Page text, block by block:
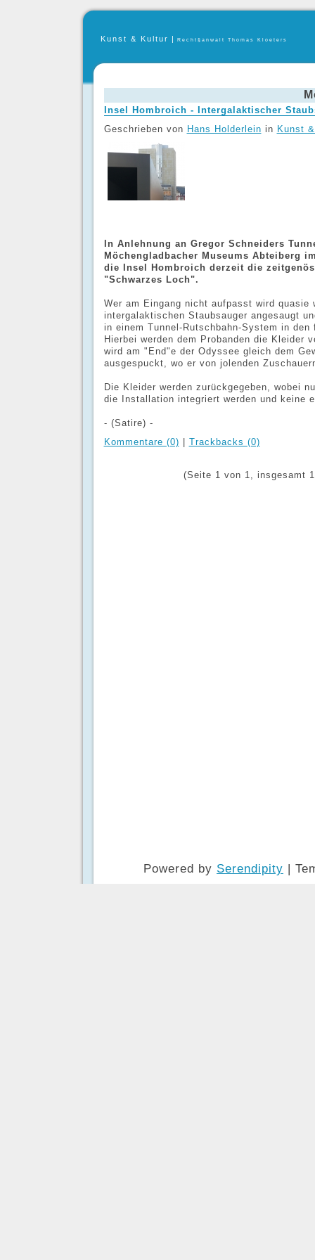
Kunst & Kultur | Recht§anwalt Thomas Kloeters
Insel Hombroich - Intergalaktischer
Geschrieben von Hans Holderlein in Kunst
In Anlehnung an Gregor Schneiders
Möchengladbacher Museums Abteiberg
die Insel Hombroich derzeit die
"Schwarzes Loch".
Wer am Eingang nicht aufpasst wird quasie
intergalaktischen Staubsauger angesaugt
in einem Tunnel-Rutschbahn-System in
Hierbei werden dem Probanden die Kleider
wird am "End"e der Odyssee gleich dem
ausgespuckt, wo er von jolenden
Die Kleider werden zurückgegeben, wobei
die Installation integriert werden und keine
- (Satire) -
Kommentare (0)
Trackbacks (0)
(Seite 1 von 1, insgesamt
Powered by Serendipity |